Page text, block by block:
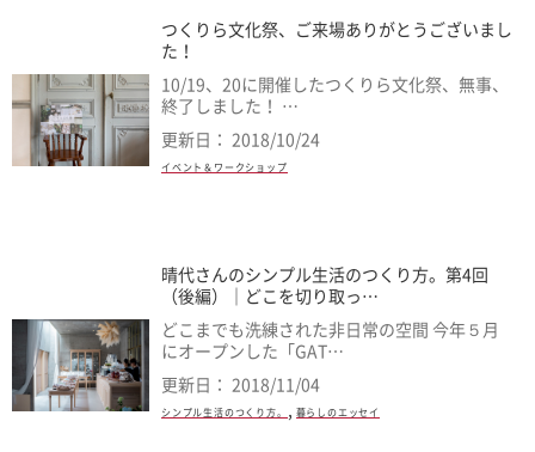
つくりら文化祭、ご来場ありがとうございまし
た！
10/19、20に開催したつくりら文化祭、無事、
終了しました！ …
更新日： 2018/10/24
イベント＆ワークショップ
晴代さんのシンプル生活のつくり方。第4回
（後編）｜どこを切り取っ…
どこまでも洗練された非日常の空間 今年５月
にオープンした「GAT…
更新日： 2018/11/04
シンプル生活のつくり方。 暮らしのエッセイ